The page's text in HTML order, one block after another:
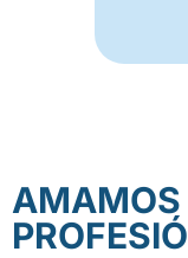
AMAMOS